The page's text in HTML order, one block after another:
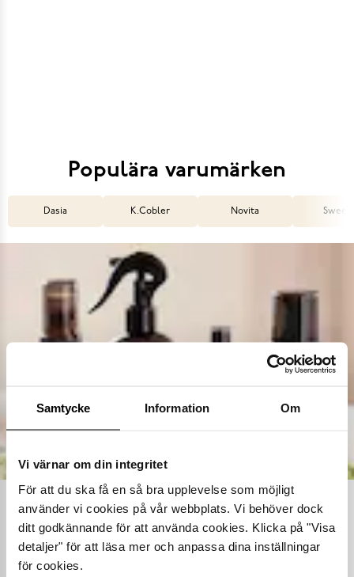
Samtycke Information Om
Vi värnar om din integritet
För att du ska få en så bra upplevelse som möjligt
använder vi cookies på vår webbplats. Vi behöver dock
ditt godkännande för att använda cookies. Klicka på "Visa
detaljer" för att läsa mer och anpassa dina inställningar
för cookies.
Populära varumärken
Dasia K.Cobler Novita
Ta hand om dina skor
Våra noggrant utvalda skovårdsprodukter är skapade för att
förlänga livslängden på dina skor samtidigt som de behåller